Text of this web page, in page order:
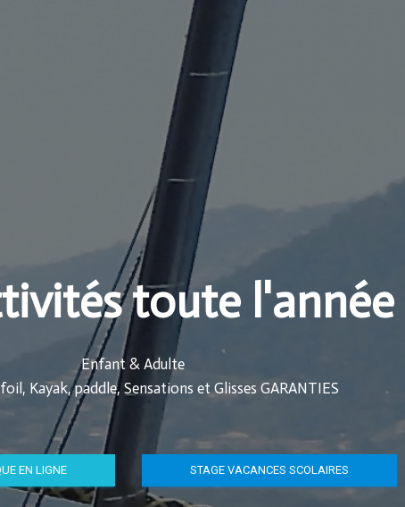
toute l'année
Enfant & Adulte
Kayak, paddle, Sensations et Glisses GARANTIES
EN LIGNE STAGE VACANCES SCOLAIRES